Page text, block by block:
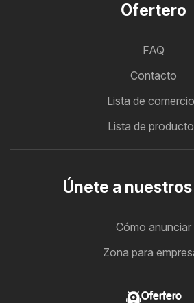
Ofertero
FAQ
Contacto
Lista de
Lista de
Únete a
Cómo anunciar
Zona para
Ofertero